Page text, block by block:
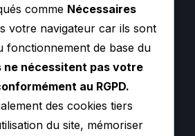
comme Nécessaires
votre navigateur car ils sont
fonctionnement de base du
ne nécessitent pas votre
au RGPD.
des cookies tiers
du site, mémoriser